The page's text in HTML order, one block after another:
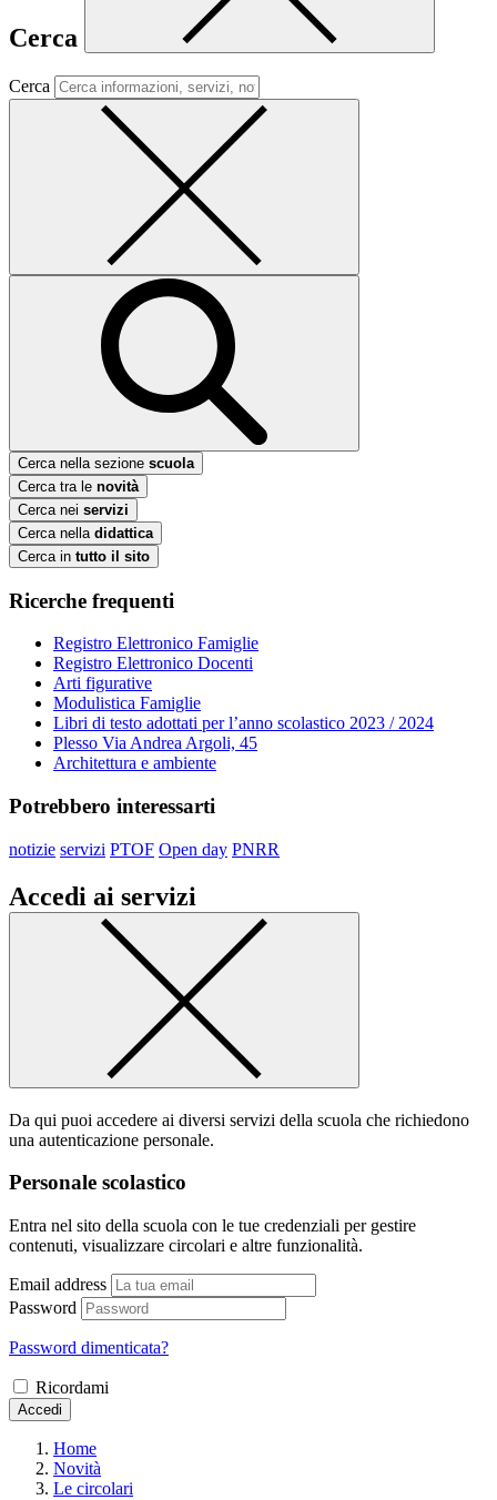
Cerca
Cerca
Cerca nella sezione scuola
Cerca tra le novità
Cerca nei servizi
Cerca nella didattica
Cerca in tutto il sito
Ricerche frequenti
Registro Elettronico Famiglie
Registro Elettronico Docenti
Arti figurative
Modulistica Famiglie
Libri di testo adottati per l’anno scolastico 2023 / 2024
Plesso Via Andrea Argoli, 45
Architettura e ambiente
Potrebbero interessarti
notizie servizi PTOF Open day PNRR
Accedi ai servizi
Da qui puoi accedere ai diversi servizi della scuola che richiedono
una autenticazione personale.
Personale scolastico
Entra nel sito della scuola con le tue credenziali per gestire
contenuti, visualizzare circolari e altre funzionalità.
Email address
Password
Password dimenticata?
Ricordami
Accedi
Home
Novità
Le circolari